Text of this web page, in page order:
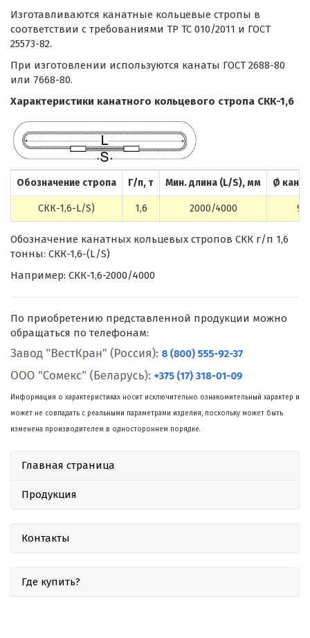
Изготавливаются канатные кольцевые стропы в
соответствии с требованиями ТР ТС 010/2011 и ГОСТ
25573-82.
При изготовлении используются канаты ГОСТ 2688-80
или 7668-80.
Характеристики канатного кольцевого стропа СКК-1,6
Обозначение стропа Г/п, т Мин. длина (L/S), мм Ø
СКК-1,6-L/S) 1,6 2000/4000 9,6
Обозначение канатных кольцевых стропов СКК г/п 1,6
тонны: СКК-1,6-(L/S)
Например: СКК-1,6-2000/4000
По приобретению представленной продукции можно
обращаться по телефонам:
Информация о характеристиках носит исключительно ознакомительный характер и
может не совпадать с реальными параметрами изделия, поскольку может быть
изменена производителем в одностороннем порядке.
Главная страница
Продукция
Контакты
Где купить?